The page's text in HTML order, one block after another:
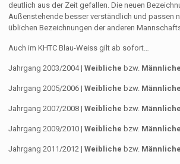
deutlich aus der Zeit gefallen. Die neuen
Außenstehende besser verständlich und passen
üblichen Bezeichnungen der anderen
Auch im KHTC Blau-Weiss gilt ab sofort…
Jahrgang 2003/2004 |Weibliche bzw.
Jahrgang 2005/2006 |Weibliche bzw.
Jahrgang 2007/2008 |Weibliche bzw.
Jahrgang 2009/2010 |Weibliche bzw.
Jahrgang 2011/2012 |Weibliche bzw.